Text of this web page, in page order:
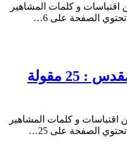
و كلمات المشاهير
الصفحة على 6…
حكم و أقوال عن المقدس : 25 مقولة
و كلمات المشاهير
الصفحة على 25…